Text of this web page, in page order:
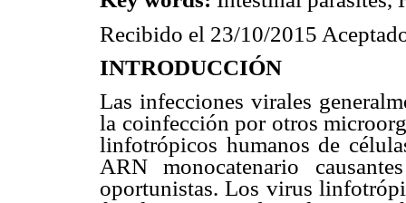
Recibido el 23/10/2015
INTRODUCCIÓN
Las infecciones virales
la coinfección por otros
linfotrópicos humanos de
ARN monocatenario
oportunistas. Los virus